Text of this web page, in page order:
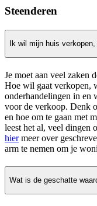
Steenderen
Ik wil mijn huis
Je moet aan veel zaken
Hoe wil gaat verkopen,
onderhandelingen in en
voor de verkoop. Denk
en hoe om te gaan met
leest het al, veel dingen
hiermeer over
arm te nemen om je
Wat is de geschatte